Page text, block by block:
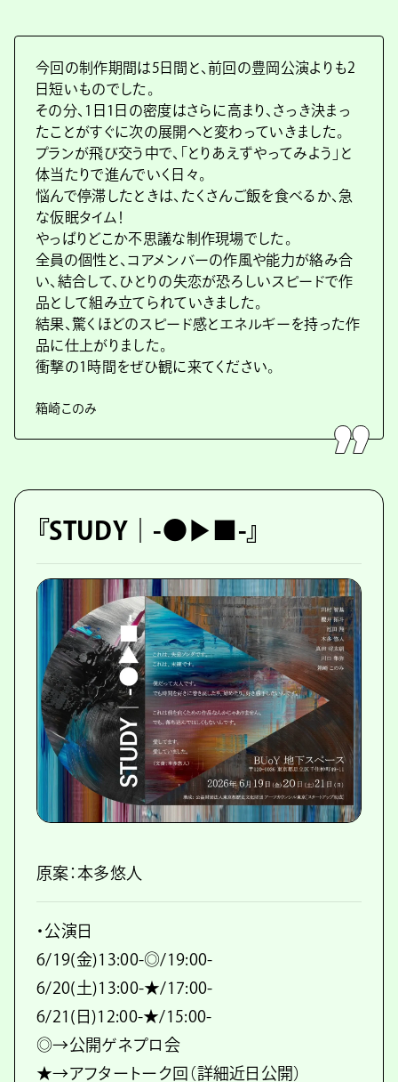
今回の制作期間は5日間と、前回の豊岡公演よりも2
日短いものでした。
その分、1日1日の密度はさらに高まり、さっき決まっ
たことがすぐに次の展開へと変わっていきました。
プランが飛び交う中で、「とりあえずやってみよう」と
体当たりで進んでいく日々。
悩んで停滞したときは、たくさんご飯を食べるか、急
な仮眠タイム！
やっぱりどこか不思議な制作現場でした。
全員の個性と、コアメンバーの作風や能力が絡み合
い、結合して、ひとりの失恋が恐ろしいスピードで作
品として組み立てられていきました。
結果、驚くほどのスピード感とエネルギーを持った作
品に仕上がりました。
衝撃の1時間をぜひ観に来てください。
箱崎このみ
『STUDY｜-●▶︎■-』
原案：本多悠人
・公演日
6/19(金)13:00-◎/19:00-
6/20(土)13:00-★/17:00-
6/21(日)12:00-★/15:00-
◎→公開ゲネプロ会
★→アフタートーク回（詳細近日公開）